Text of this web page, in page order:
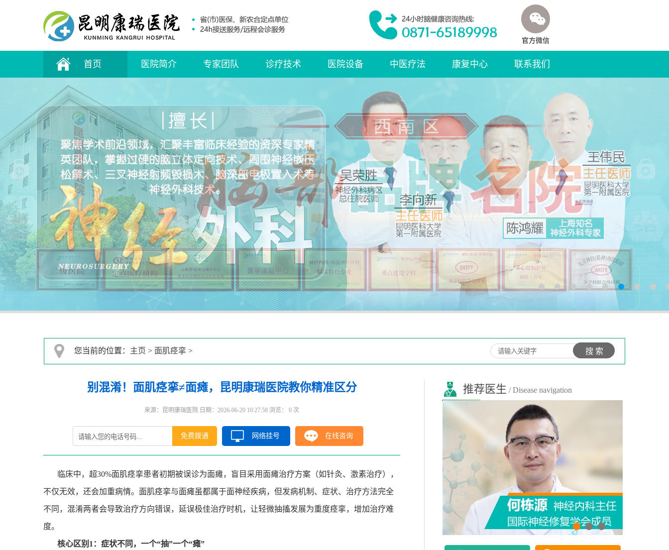
官方微信
首页 医院简介 专家团队 诊疗技术 医院设备 中医疗法 康复中心 联系我们
您当前的位置： 主页 > 面肌痉挛 >
别混淆！面肌痉挛≠面瘫，昆明康瑞医院教你精准区分
来源：昆明康瑞医院 日期：2026-06-20 10:27:58 浏览： 0 次
免费拨通 网络挂号 在线咨询
临床中，超30%面肌痉挛患者初期被误诊为面瘫，盲目采用面瘫治疗方案（如针灸、激素治疗），
不仅无效，还会加重病情。面肌痉挛与面瘫虽都属于面神经疾病，但发病机制、症状、治疗方法完全
不同，混淆两者会导致治疗方向错误，延误极佳治疗时机，让轻微抽搐发展为重度痉挛，增加治疗难
度。
核心区别 1 ：症状不同，一个“抽”一个“瘫”
推荐医生 / Disease navigation